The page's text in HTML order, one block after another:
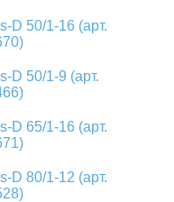
D 50/1-16 (арт.
D 50/1-9 (арт.
D 65/1-16 (арт.
D 80/1-12 (арт.